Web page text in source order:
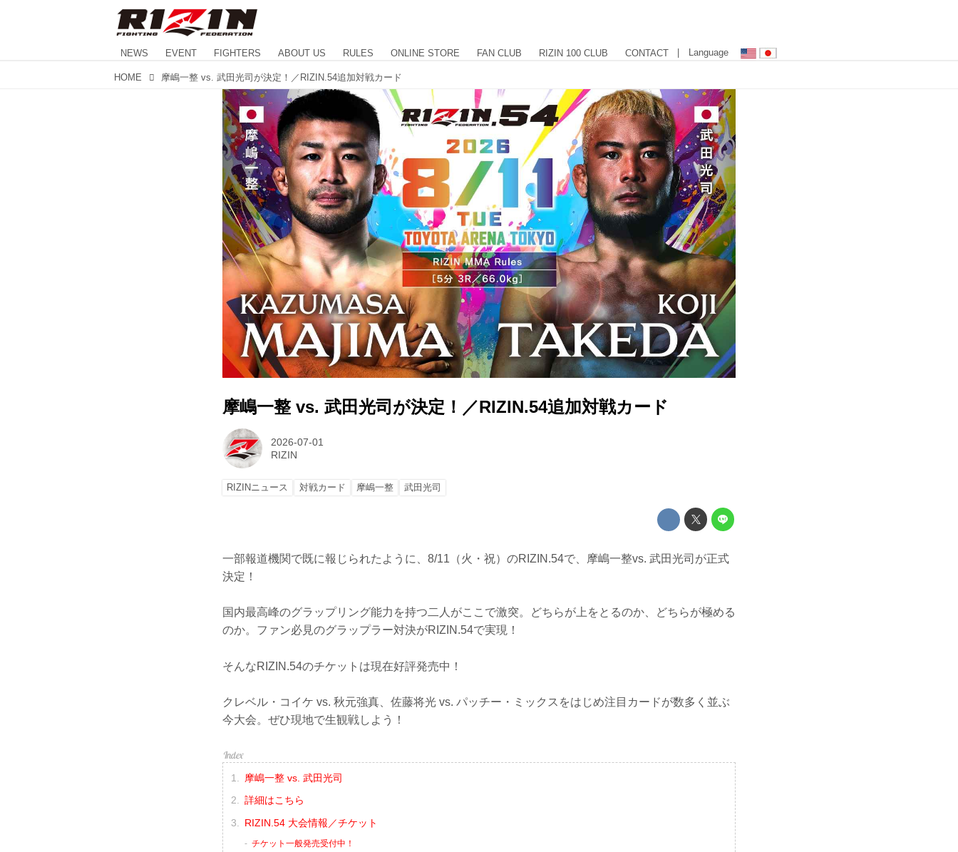
NEWS EVENT FIGHTERS ABOUT US RULES ONLINE STORE FAN CLUB RIZIN 100 CLUB CONTACT | Language
HOME 摩嶋一整 vs. 武田光司が決定！／RIZIN.54追加対戦カード
摩嶋一整 vs. 武田光司が決定！／RIZIN.54追加対戦カード
2026-07-01
RIZIN
RIZINニュース 対戦カード 摩嶋一整 武田光司
一部報道機関で既に報じられたように、8/11（火・祝）のRIZIN.54で、摩嶋一整vs. 武田光司が正式
決定！
国内最高峰のグラップリング能力を持つ二人がここで激突。どちらが上をとるのか、どちらが極める
のか。ファン必見のグラップラー対決がRIZIN.54で実現！
そんなRIZIN.54のチケットは現在好評発売中！
クレベル・コイケ vs. 秋元強真、佐藤将光 vs. パッチー・ミックスをはじめ注目カードが数多く並ぶ
今大会。ぜひ現地で生観戦しよう！
摩嶋一整 vs. 武田光司
詳細はこちら
RIZIN.54 大会情報／チケット
チケット一般発売受付中！